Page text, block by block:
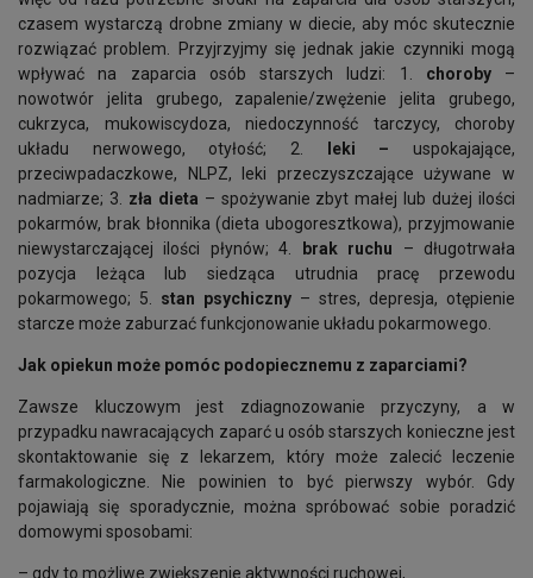
czasem wystarczą drobne zmiany w diecie, aby móc skutecznie
rozwiązać problem. Przyjrzyjmy się jednak jakie czynniki mogą
wpływać na zaparcia osób starszych ludzi: 1. choroby–
nowotwór jelita grubego, zapalenie/zwężenie jelita grubego,
cukrzyca, mukowiscydoza, niedoczynność tarczycy, choroby
układu nerwowego, otyłość; 2.
leki –uspokajające,
przeciwpadaczkowe, NLPZ, leki przeczyszczające używane w
nadmiarze; 3. zła dieta – spożywanie zbyt małej lub dużej ilości
pokarmów, brak błonnika (dieta ubogoresztkowa), przyjmowanie
niewystarczającej ilości płynów; 4.
brak ruchu – długotrwała
pozycja leżąca lub siedząca utrudnia pracę przewodu
pokarmowego; 5. stan psychiczny – stres, depresja, otępienie
starcze może zaburzać funkcjonowanie układu pokarmowego.
Jak opiekun może pomóc podopiecznemu z zaparciami?
Zawsze kluczowym jest zdiagnozowanie przyczyny, a w
przypadku nawracających zaparć u osób starszych konieczne jest
skontaktowanie się z lekarzem, który może zalecić leczenie
farmakologiczne. Nie powinien to być pierwszy wybór. Gdy
pojawiają się sporadycznie, można spróbować sobie poradzić
domowymi sposobami:
– gdy to możliwe zwiększenie aktywności ruchowej,